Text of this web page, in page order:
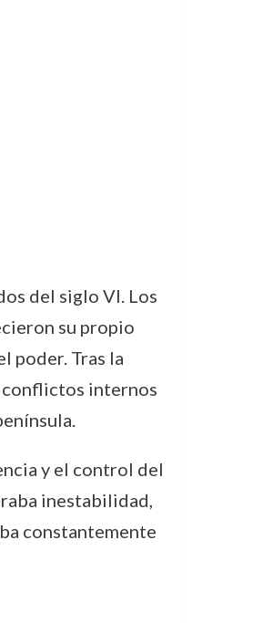
del siglo VI. Los
su propio
poder. Tras la
conflictos internos
y el control del
inestabilidad,
constantemente